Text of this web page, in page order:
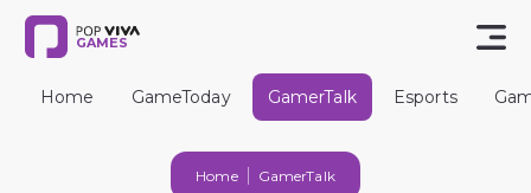
GAMES
Home GameToday GamerTalk Esports
Home GamerTalk